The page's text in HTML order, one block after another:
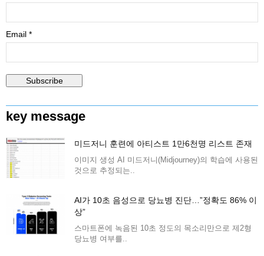
Email *
key message
미드저니 훈련에 아티스트 1만6천명 리스트 존재
이미지 생성 AI 미드저니(Midjourney)의 학습에 사용된
것으로 추정되는..
AI가 10초 음성으로 당뇨병 진단…”정확도 86% 이
상”
스마트폰에 녹음된 10초 정도의 목소리만으로 제2형
당뇨병 여부를..